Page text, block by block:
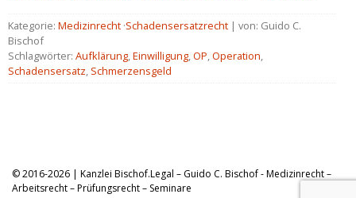
Kategorie: Medizinrecht ·Schadensersatzrecht | von: Guido C.
Bischof
Schlagwörter: Aufklärung,Einwilligung,OP,Operation,
Schadensersatz, Schmerzensgeld
© 2016-2026 | Kanzlei Bischof.Legal – Guido C. Bischof - Medizinrecht –
Arbeitsrecht – Prüfungsrecht – Seminare